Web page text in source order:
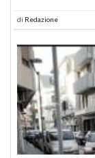
di Redazione